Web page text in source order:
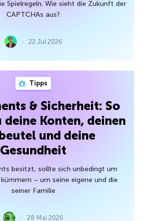
Spielregeln. Wie sieht die Zukunft der
CAPTCHAs aus?
22 Jul 2026
Tipps
& Sicherheit: So
Konten, deinen
und deine
Gesundheit
besitzt, sollte sich unbedingt um
– um seine eigene und die
seiner Familie
28 Mai 2026